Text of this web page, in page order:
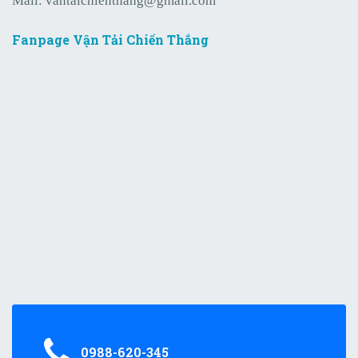
Fanpage Vận Tải Chiến Thắng
0988-620-345